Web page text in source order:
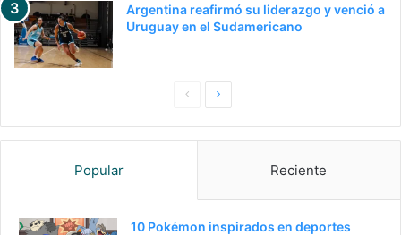
Argentina reafirmó su liderazgo y venció a
Uruguay en el Sudamericano
g
g
Popular Reciente
10 Pokémon inspirados en deportes